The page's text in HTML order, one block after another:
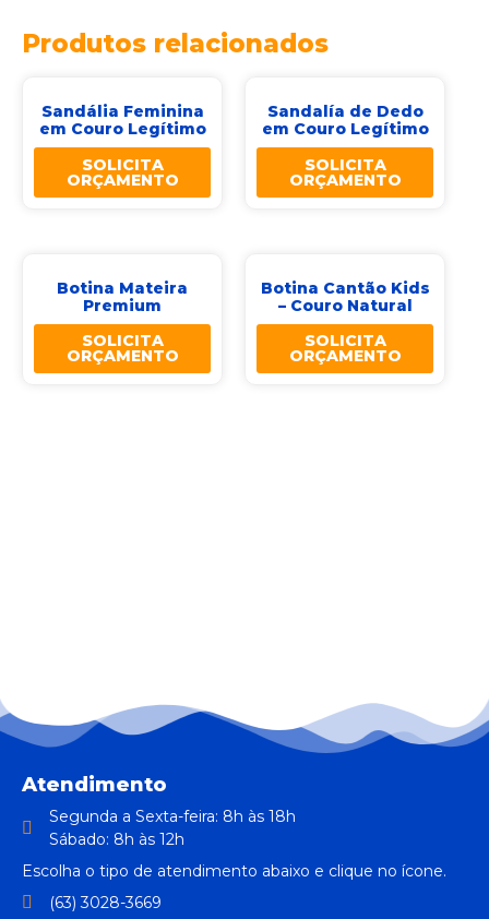
Produtos relacionados
Sandália Feminina
em Couro Legítimo
SOLICITA
ORÇAMENTO
Sandalía de Dedo
em Couro Legítimo
SOLICITA
ORÇAMENTO
Botina Mateira
Premium
SOLICITA
ORÇAMENTO
Botina Cantão Kids
– Couro Natural
SOLICITA
ORÇAMENTO
Atendimento
Segunda a Sexta-feira: 8h às 18h
Sábado: 8h às 12h
Escolha o tipo de atendimento abaixo e clique no ícone.
(63) 3028-3669